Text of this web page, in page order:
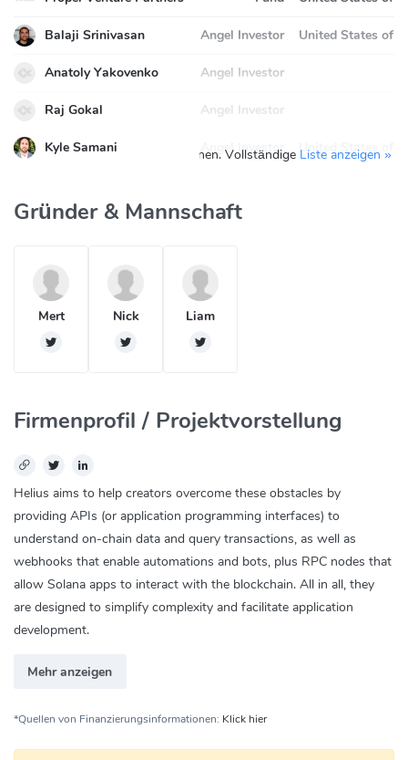
Sie sehen hier 5 von 9 Investitionen. Vollständige Liste anzeigen »
Balaji Srinivasan Angel Investor United States of
Anatoly Yakovenko Angel Investor
Raj Gokal Angel Investor
Kyle Samani Angel Investor United States of
Gründer & Mannschaft
Mert Nick Liam
Firmenprofil / Projektvorstellung
Helius aims to help creators overcome these obstacles by
providing APIs (or application programming interfaces) to
understand on-chain data and query transactions, as well as
webhooks that enable automations and bots, plus RPC nodes that
allow Solana apps to interact with the blockchain. All in all, they
are designed to simplify complexity and facilitate application
development.
Mehr anzeigen
*Quellen von Finanzierungsinformationen: Klick hier